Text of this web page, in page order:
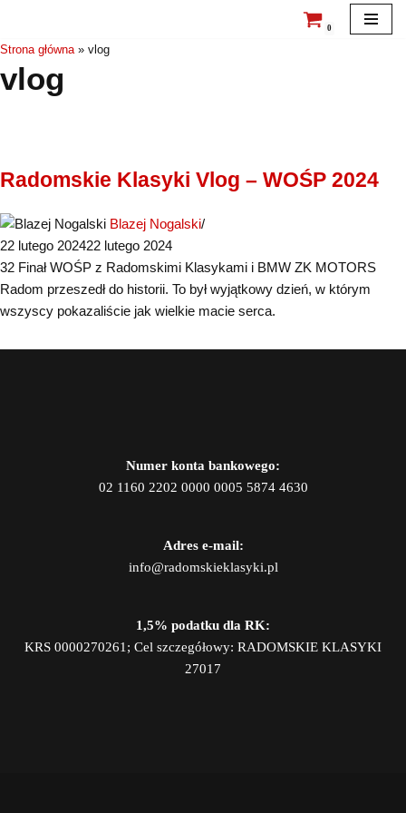
Przejdź
do
treści
0
Strona główna» vlog
vlog
Radomskie Klasyki Vlog – WOŚP 2024
Blazej Nogalski
22 lutego 202422 lutego 2024
32 Finał WOŚP z Radomskimi Klasykami i BMW ZK MOTORS
Radom przeszedł do historii. To był wyjątkowy dzień, w którym
wszyscy pokazaliście jak wielkie macie serca.
Numer konta bankowego:
02 1160 2202 0000 0005 5874 4630
Adres e-mail:
info@radomskieklasyki.pl
1,5% podatku dla RK:
KRS 0000270261; Cel szczegółowy: RADOMSKIE KLASYKI
27017